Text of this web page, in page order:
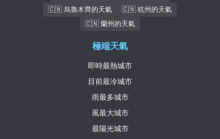
🇨🇳 烏魯木齊的天氣
🇨🇳 杭州的天氣
🇨🇳 蘭州的天氣
極端天氣
即時最熱城市
目前最冷城市
雨最多城市
風最大城市
最陽光城市